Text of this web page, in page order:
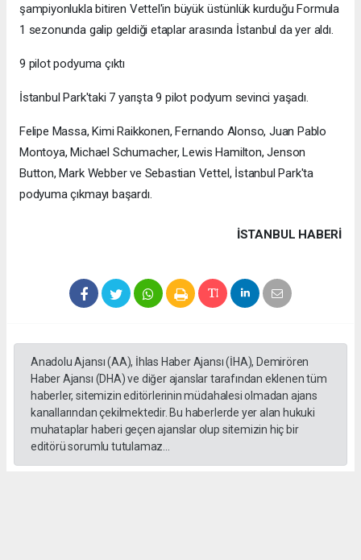
şampiyonlukla bitiren Vettel'in büyük üstünlük kurduğu Formula
1 sezonunda galip geldiği etaplar arasında İstanbul da yer aldı.
9 pilot podyuma çıktı
İstanbul Park'taki 7 yarışta 9 pilot podyum sevinci yaşadı.
Felipe Massa, Kimi Raikkonen, Fernando Alonso, Juan Pablo
Montoya, Michael Schumacher, Lewis Hamilton, Jenson
Button, Mark Webber ve Sebastian Vettel, İstanbul Park'ta
podyuma çıkmayı başardı.
İSTANBUL HABERİ
Anadolu Ajansı (AA), İhlas Haber Ajansı (İHA), Demirören
Haber Ajansı (DHA) ve diğer ajanslar tarafından eklenen tüm
haberler, sitemizin editörlerinin müdahalesi olmadan ajans
kanallarından çekilmektedir. Bu haberlerde yer alan hukuki
muhataplar haberi geçen ajanslar olup sitemizin hiç bir
editörü sorumlu tutulamaz...